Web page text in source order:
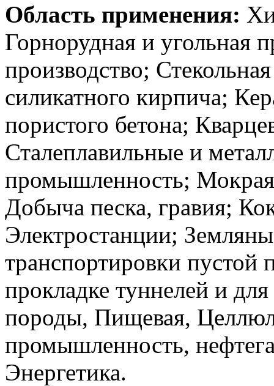
Область применения:
Горнорудная и угольная
производство;
силикатного кирпича;
пористого бетона;
Сталеплавильные и
промышленность;
Добыча песка, гравия;
Электростанции;
транспортировки пустой
прокладке туннелей и
породы, Пищевая,
промышленность,
Энергетика.